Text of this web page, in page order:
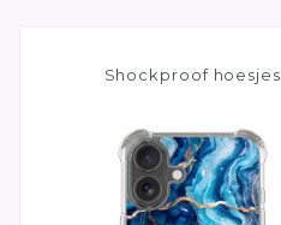
Shockproof hoesjes